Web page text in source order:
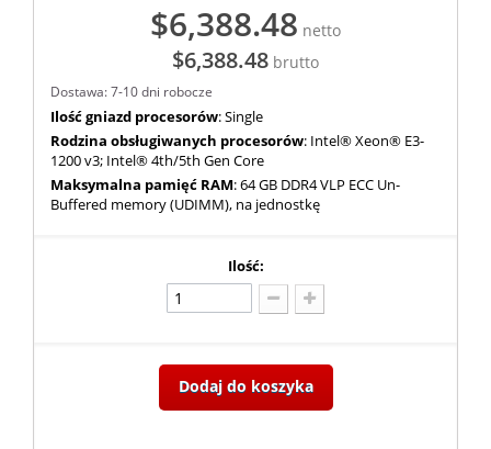
$6,388.48 netto
$6,388.48 brutto
Dostawa: 7-10 dni robocze
Ilość gniazd procesorów: Single
Rodzina obsługiwanych procesorów: Intel® Xeon® E3-
1200 v3; Intel® 4th/5th Gen Core
Maksymalna pamięć RAM: 64 GB DDR4 VLP ECC Un-
Buffered memory (UDIMM), na jednostkę
Ilość:
Dodaj do koszyka